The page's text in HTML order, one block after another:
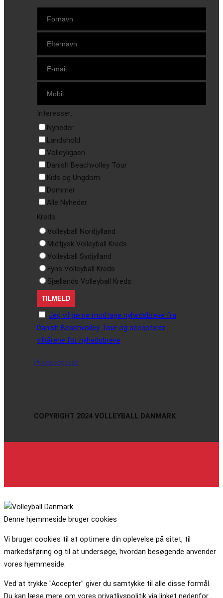
Interesser:
Nyheder
Landshold
Volleyligaen
Danish Beachvolley Tour
Kids og Ungdom
Dommer
Alle Nyheder
Kreds:
Volleyball Nordjylland
Midtjysk Volleyball Kreds
Volleyball Sydjylland
Fyns Volleyball Kreds
Sjællands Volleyball Kreds
Jeg vil gerne modtage nyhedsbreve fra
Danish Beachvolley Tour og accepterer
vilkårene for nyhedsbreve
Privatlivspolitik
COPYRIGHT 2024 VOLLEYBALL DANMARK
Denne hjemmeside bruger cookies
Vi bruger cookies til at optimere din oplevelse på sitet, til
markedsføring og til at undersøge, hvordan besøgende anvender
vores hjemmeside.
Ved at trykke "Accepter" giver du samtykke til alle disse formål.
Du kan læse mere om vores privatlivspolitik via linket nedenfor.